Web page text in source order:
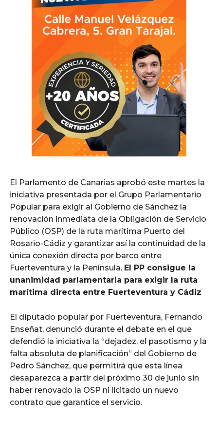
El Parlamento de Canarias aprobó este martes la
iniciativa presentada por el Grupo Parlamentario
Popular para exigir al Gobierno de Sánchez la
renovación inmediata de la Obligación de Servicio
Público (OSP) de la ruta marítima Puerto del
Rosario-Cádiz y garantizar así la continuidad de la
única conexión directa por barco entre
Fuerteventura y la Península. El PP consigue la
unanimidad parlamentaria para exigir la ruta
marítima directa entre Fuerteventura y Cádiz
El diputado popular por Fuerteventura, Fernando
Enseñat, denunció durante el debate en el que
defendió la iniciativa la “dejadez, el pasotismo y la
falta absoluta de planificación” del Gobierno de
Pedro Sánchez, que permitirá que esta línea
desaparezca a partir del próximo 30 de junio sin
haber renovado la OSP ni licitado un nuevo
contrato que garantice el servicio.